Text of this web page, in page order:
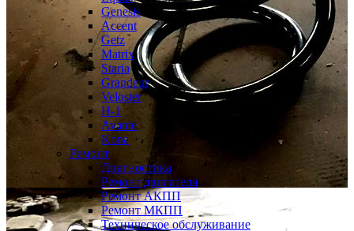
Genesis
Accent
Getz
Matrix
Staria
Grandeur
Veloster
H-1
Avante
Kona
Ремонт
Диагностика
Ремонт двигателя
Ремонт АКПП
Ремонт МКПП
Техническое обслуживание